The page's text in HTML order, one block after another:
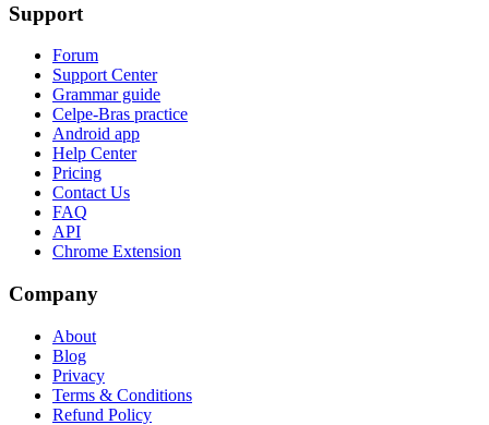
Support
Forum
Support Center
Grammar guide
Celpe-Bras practice
Android app
Help Center
Pricing
Contact Us
FAQ
API
Chrome Extension
Company
About
Blog
Privacy
Terms & Conditions
Refund Policy